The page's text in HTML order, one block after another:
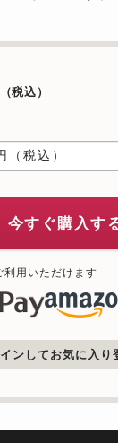
（税込）
今すぐ購入す
利用いただけます
ンしてお気に入り